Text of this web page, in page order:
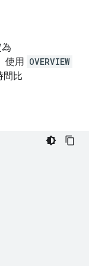
使用 OVERVIEW
間比